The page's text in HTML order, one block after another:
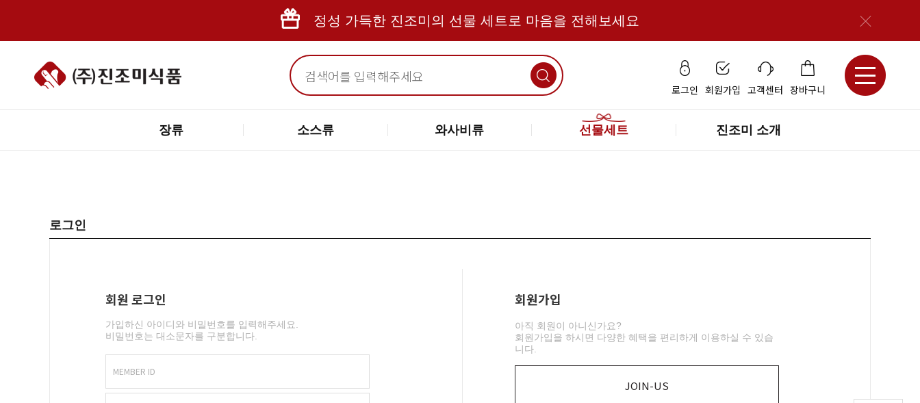
정성 가득한 진조미의 선물 세트로 마음을 전해보세요
로그인 회원가입 고객센터 장바구니
장류 소스류 와사비류 선물세트 진조미 소개
로그인
회원 로그인
가입하신 아이디와 비밀번호를 입력해주세요.
비밀번호는 대소문자를 구분합니다.
MEMBER ID
회원가입
아직 회원이 아니신가요?
회원가입을 하시면 다양한 혜택을 편리하게 이용하실 수 있습
니다.
JOIN-US